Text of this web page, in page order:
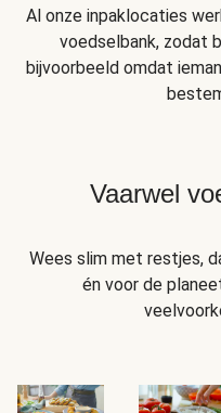
Al onze inpaklocaties
voedselbank, zodat
bijvoorbeeld omdat
Vaarwel
Wees slim met restjes,
én voor de